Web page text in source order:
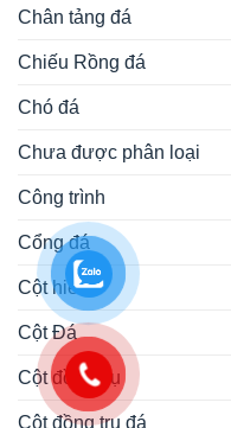
Chân tảng đá
Chiếu Rồng đá
Chó đá
Chưa được phân loại
Công trình
Cổng đá
Cột hiên
Cột Đá
Cột đồng trụ
Cột đồng trụ đá